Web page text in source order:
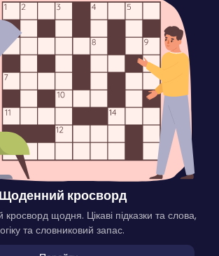
Щоденний кросворд
кросворд щодня. Цікаві підказки та слова,
та словниковий запас.